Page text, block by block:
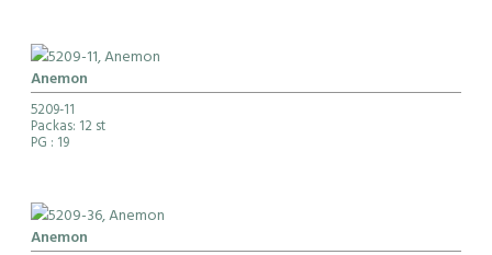
Anemon
5209-11
Packas: 12 st
PG : 19
Anemon